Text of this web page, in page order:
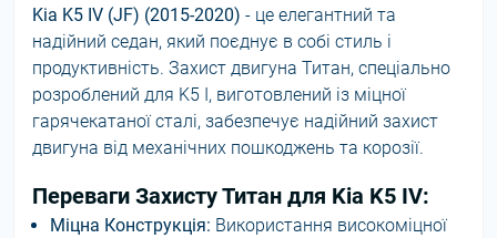
Kia K5 IV (JF) (2015-2020) - це елегантний та
надійний седан, який поєднує в собі стиль і
продуктивність. Захист двигуна Титан, спеціально
розроблений для K5 I, виготовлений із міцної
гарячекатаної сталі, забезпечує надійний захист
двигуна від механічних пошкоджень та корозії.
Переваги Захисту Титан для Kia K5 IV:
Міцна Конструкція: Використання високоміцної